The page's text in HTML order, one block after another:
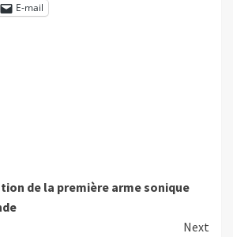
E-mail
de la première arme sonique
Next